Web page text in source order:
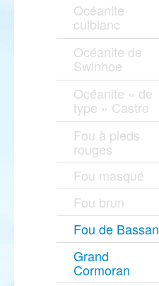
Océanite
culblanc
Océanite de
Swinhoe
Océanite « de
type » Castro
Fou à pieds
rouges
Fou masqué
Fou brun
Fou de Bassan
Grand
Cormoran